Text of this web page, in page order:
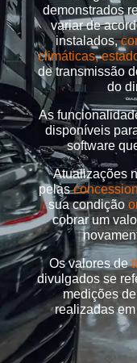
demonstrados
variar de
instalados,
climáticas,
de transmissão
do
As
disponíveis
software
Atualizações
pelas
sua condição
cobrar um
Os valores de
divulgados se
medições
realizadas